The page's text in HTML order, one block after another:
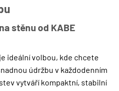
stěnu od KABE
ideální volbou, kde chcete
údržbu v každodenním
vytváří kompaktní, stabilní